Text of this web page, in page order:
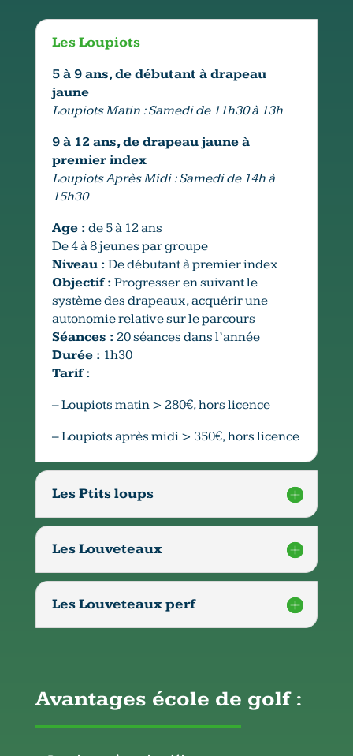
Les Loupiots
5 à 9 ans, de débutant à drapeau
jaune
Loupiots Matin : Samedi de 11h30 à 13h
9 à 12 ans, de drapeau jaune à
premier index
Loupiots Après Midi : Samedi de 14h à
15h30
Age : de 5 à 12 ans
De 4 à 8 jeunes par groupe
Niveau : De débutant à premier index
Objectif : Progresser en suivant le
système des drapeaux, acquérir une
autonomie relative sur le parcours
Séances : 20 séances dans l’année
Durée : 1h30
Tarif :
– Loupiots matin > 280€, hors licence
– Loupiots après midi > 350€, hors licence
Les Ptits loups
Les Louveteaux
Les Louveteaux perf
Avantages école de golf :